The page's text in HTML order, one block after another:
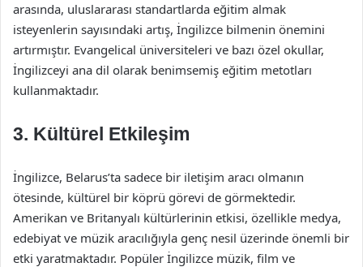
arasında, uluslararası standartlarda eğitim almak
isteyenlerin sayısındaki artış, İngilizce bilmenin önemini
artırmıştır. Evangelical üniversiteleri ve bazı özel okullar,
İngilizceyi ana dil olarak benimsemiş eğitim metotları
kullanmaktadır.
3. Kültürel Etkileşim
İngilizce, Belarus’ta sadece bir iletişim aracı olmanın
ötesinde, kültürel bir köprü görevi de görmektedir.
Amerikan ve Britanyalı kültürlerinin etkisi, özellikle medya,
edebiyat ve müzik aracılığıyla genç nesil üzerinde önemli bir
etki yaratmaktadır. Popüler İngilizce müzik, film ve